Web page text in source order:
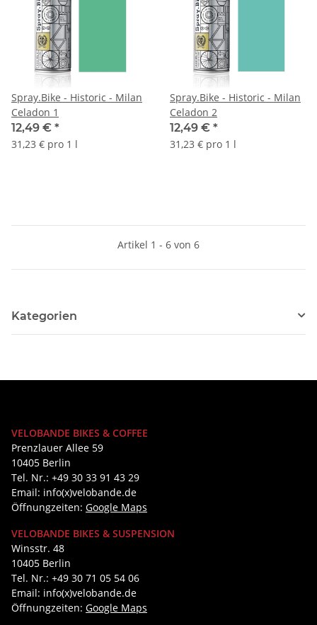
Spray.Bike - Historic - Milan
Celadon 1
12,49 € *
31,23 € pro 1 l
Spray.Bike - Historic - Milan
Celadon 2
12,49 € *
31,23 € pro 1 l
Artikel 1 - 6 von 6
Kategorien
VELOBANDE BIKES & COFFEE
Prenzlauer Allee 59
10405 Berlin
Tel. Nr.: +49 30 33 91 43 29
Email: info(x)velobande.de
Öffnungzeiten: Google Maps
VELOBANDE BIKES & SUSPENSION
Winsstr. 48
10405 Berlin
Tel. Nr.: +49 30 71 05 54 06
Email: info(x)velobande.de
Öffnungzeiten: Google Maps